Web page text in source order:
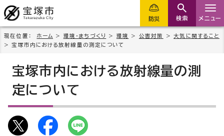
防災 検索 メニュー
現在位置： ホーム > 環境・まちづくり > 環境 > 公害対策 >大気に関すること
> 宝塚市内における放射線量の測定について
宝塚市内における放射線量の測
定について